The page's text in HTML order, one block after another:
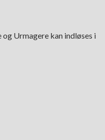
Urmagere kan indløses i